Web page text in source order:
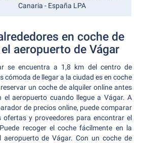
Canaria - España LPA
en coche de
aeropuerto de Vágar
se encuentra a 1,8 km del centro de
cómoda de llegar a la ciudad es en coche
un coche de alquiler online antes
el aeropuerto cuando llegue a Vágar. A
de precios online, puede comparar
ofertas y proveedores para encontrar el
recoger el coche fácilmente en la
aeropuerto de Vágar. Con un coche de